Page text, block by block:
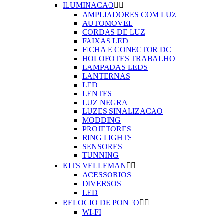
ILUMINACAO 
AMPLIADORES COM LUZ
AUTOMOVEL
CORDAS DE LUZ
FAIXAS LED
FICHA E CONECTOR DC
HOLOFOTES TRABALHO
LAMPADAS LEDS
LANTERNAS
LED
LENTES
LUZ NEGRA
LUZES SINALIZACAO
MODDING
PROJETORES
RING LIGHTS
SENSORES
TUNNING
KITS VELLEMAN 
ACESSORIOS
DIVERSOS
LED
RELOGIO DE PONTO 
WI-FI